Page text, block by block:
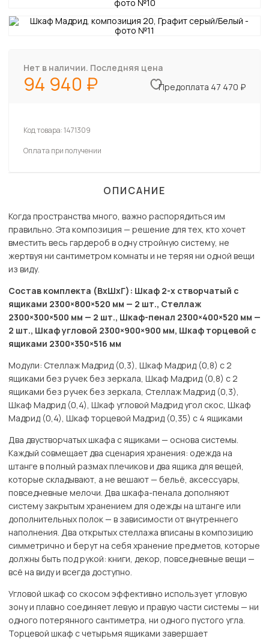
Нет в наличии. Последняя цена
94 940 Предоплата 47 470 ₽
Код товара:1471309
Оплата при получении
ОПИСАНИЕ
Когда пространства много, важно распорядиться им
правильно. Эта композиция — решение для тех, кто хочет
вместить весь гардероб в одну стройную систему, не
жертвуя ни сантиметром комнаты и не теряя ни одной вещи
из виду.
Состав комплекта (ВхШхГ): Шкаф 2-х створчатый с
ящиками 2300×800×520 мм — 2 шт., Стеллаж
2300×300×500 мм — 2 шт., Шкаф-пенал 2300×400×520 мм —
2 шт., Шкаф угловой 2300×900×900 мм, Шкаф торцевой с
ящиками 2300×350×516 мм
Модули: Стеллаж Мадрид (0,3), Шкаф Мадрид (0,8) с 2
ящиками без ручек без зеркала, Шкаф Мадрид (0,8) с 2
ящиками без ручек без зеркала, Стеллаж Мадрид (0,3),
Шкаф Мадрид (0,4), Шкаф угловой Мадрид угол скос, Шкаф
Мадрид (0,4), Шкаф торцевой Мадрид (0,35) с 4 ящиками
Два двустворчатых шкафа с ящиками — основа системы.
Каждый совмещает два сценария хранения: одежда на
штанге в полный размах плечиков и два ящика для вещей,
которые складывают, а не вешают — бельё, аксессуары,
повседневные мелочи. Два шкафа-пенала дополняют
систему закрытым хранением для одежды на штанге или
дополнительных полок — в зависимости от внутреннего
наполнения. Два открытых стеллажа вписаны в композицию
симметрично и берут на себя хранение предметов, которые
должны быть под рукой: книги, декор, повседневные вещи —
всё на виду и всегда доступно.
Угловой шкаф со скосом эффективно использует угловую
зону и плавно соединяет левую и правую части системы — ни
одного потерянного сантиметра, ни одного пустого угла.
Торцевой шкаф с четырьмя ящиками завершает